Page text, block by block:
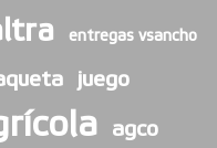
entregas vsancho
juego
agco